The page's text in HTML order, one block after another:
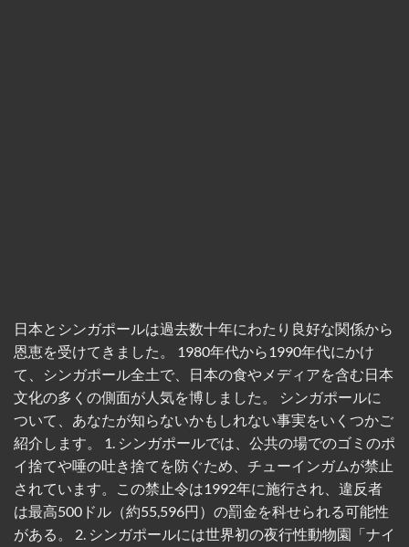
日本とシンガポールは過去数十年にわたり良好な関係から
恩恵を受けてきました。 1980年代から1990年代にかけ
て、シンガポール全土で、日本の食やメディアを含む日本
文化の多くの側面が人気を博しました。 シンガポールに
ついて、あなたが知らないかもしれない事実をいくつかご
紹介します。 1. シンガポールでは、公共の場でのゴミのポ
イ捨てや唾の吐き捨てを防ぐため、チューインガムが禁止
されています。この禁止令は1992年に施行され、違反者
は最高500ドル（約55,596円）の罰金を科せられる可能性
がある。 2. シンガポールには世界初の夜行性動物園「ナイ